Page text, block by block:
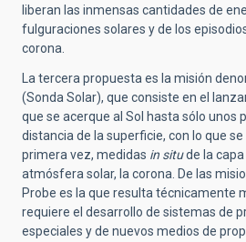
liberan las inmensas cantidades de
fulguraciones solares y de los
corona.
La tercera propuesta es la misión
(Sonda Solar), que consiste en el
que se acerque al Sol hasta sólo unos
distancia de la superficie, con lo que
primera vez, medidas in situde la
atmósfera solar, la corona. De las
Probe es la que resulta técnicamente
requiere el desarrollo de sistemas de
especiales y de nuevos medios de